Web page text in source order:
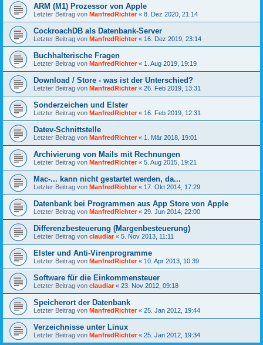
ARM (M1) Prozessor von Apple
Letzter Beitrag von ManfredRichter« 8. Dez 2020, 21:14
CockroachDB als Datenbank-Server
Letzter Beitrag von ManfredRichter« 16. Dez 2019, 23:14
Buchhalterische Fragen
Letzter Beitrag von ManfredRichter« 1. Aug 2019, 19:19
Download / Store - was ist der Unterschied?
Letzter Beitrag von ManfredRichter« 26. Feb 2019, 13:31
Sonderzeichen und Elster
Letzter Beitrag von ManfredRichter« 16. Feb 2019, 12:31
Datev-Schnittstelle
Letzter Beitrag von ManfredRichter« 1. Mär 2018, 19:01
Archivierung von Mails mit Rechnungen
Letzter Beitrag von ManfredRichter« 5. Aug 2015, 19:21
Mac-... kann nicht gestartet werden, da...
Letzter Beitrag von ManfredRichter« 17. Okt 2014, 17:29
Datenbank bei Programmen aus App Store von Apple
Letzter Beitrag von ManfredRichter« 29. Jun 2014, 22:00
Differenzbesteuerung (Margenbesteuerung)
Letzter Beitrag von claudiar« 5. Nov 2013, 11:11
Elster und Anti-Virenprogramme
Letzter Beitrag von ManfredRichter« 10. Apr 2013, 10:39
Software für die Einkommensteuer
Letzter Beitrag von claudiar« 23. Nov 2012, 09:18
Speicherort der Datenbank
Letzter Beitrag von ManfredRichter« 25. Jan 2012, 19:44
Verzeichnisse unter Linux
Letzter Beitrag von ManfredRichter« 25. Jan 2012, 19:34